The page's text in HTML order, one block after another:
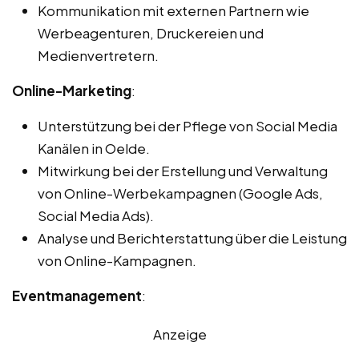
Kommunikation mit externen Partnern wie
Werbeagenturen, Druckereien und
Medienvertretern.
Online-Marketing:
Unterstützung bei der Pflege von Social Media
Kanälen in Oelde.
Mitwirkung bei der Erstellung und Verwaltung
von Online-Werbekampagnen (Google Ads,
Social Media Ads).
Analyse und Berichterstattung über die Leistung
von Online-Kampagnen.
Eventmanagement:
Anzeige